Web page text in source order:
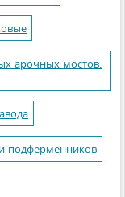
арочных мостов.
подферменников